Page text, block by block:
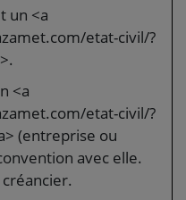
un <a
etat-civil/?
<a
etat-civil/?
(entreprise ou
avec elle.